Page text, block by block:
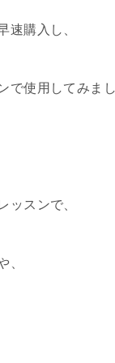
速購入し、
で使用してみま
ッスンで、
、